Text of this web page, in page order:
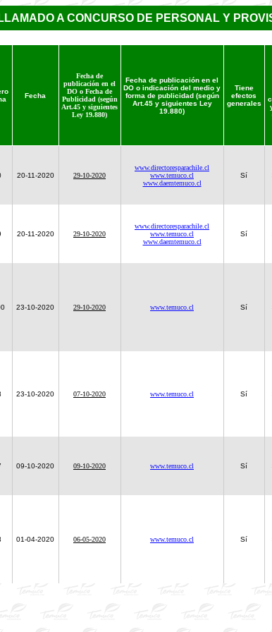
LLAMADO A CONCURSO DE PERSONAL Y
Fecha
Fecha de
publicación en el
DO o Fecha de
Publicidad (según
Art.45 y siguientes
Ley 19.880)
Fecha de publicación en el
DO o indicación del medio y
forma de publicidad (según
Art.45 y siguientes Ley
19.880)
Tiene
efectos
generales
20-11-2020 29-10-2020
www.directoresparachile.cl
www.temuco.cl
www.daemtemuco.cl
Sí
20-11-2020 29-10-2020
www.directoresparachile.cl
www.temuco.cl
www.daemtemuco.cl
Sí
23-10-2020 29-10-2020 www.temuco.cl Sí
23-10-2020 07-10-2020 www.temuco.cl Sí
09-10-2020 09-10-2020 www.temuco.cl Sí
01-04-2020 06-05-2020 www.temuco.cl Sí